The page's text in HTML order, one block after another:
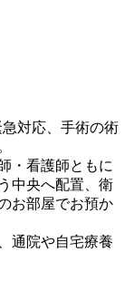
対応、手術の術
・看護師ともに
中央へ配置、衛
お部屋でお預か
通院や自宅療養